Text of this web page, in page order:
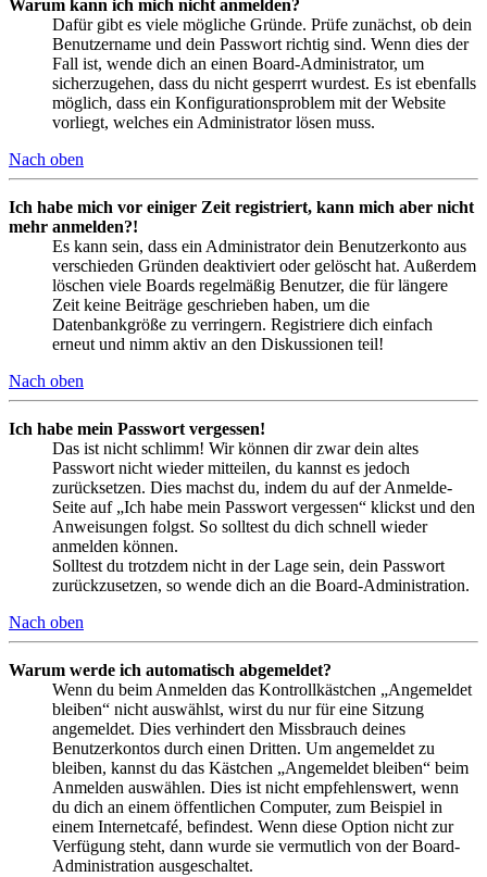
Warum kann ich mich nicht anmelden?
Dafür gibt es viele mögliche Gründe. Prüfe zunächst, ob dein
Benutzername und dein Passwort richtig sind. Wenn dies der
Fall ist, wende dich an einen Board-Administrator, um
sicherzugehen, dass du nicht gesperrt wurdest. Es ist ebenfalls
möglich, dass ein Konfigurationsproblem mit der Website
vorliegt, welches ein Administrator lösen muss.
Nach oben
Ich habe mich vor einiger Zeit registriert, kann mich aber nicht
mehr anmelden?!
Es kann sein, dass ein Administrator dein Benutzerkonto aus
verschieden Gründen deaktiviert oder gelöscht hat. Außerdem
löschen viele Boards regelmäßig Benutzer, die für längere
Zeit keine Beiträge geschrieben haben, um die
Datenbankgröße zu verringern. Registriere dich einfach
erneut und nimm aktiv an den Diskussionen teil!
Nach oben
Ich habe mein Passwort vergessen!
Das ist nicht schlimm! Wir können dir zwar dein altes
Passwort nicht wieder mitteilen, du kannst es jedoch
zurücksetzen. Dies machst du, indem du auf der Anmelde-
Seite auf „Ich habe mein Passwort vergessen“ klickst und den
Anweisungen folgst. So solltest du dich schnell wieder
anmelden können.
Solltest du trotzdem nicht in der Lage sein, dein Passwort
zurückzusetzen, so wende dich an die Board-Administration.
Nach oben
Warum werde ich automatisch abgemeldet?
Wenn du beim Anmelden das Kontrollkästchen „Angemeldet
bleiben“ nicht auswählst, wirst du nur für eine Sitzung
angemeldet. Dies verhindert den Missbrauch deines
Benutzerkontos durch einen Dritten. Um angemeldet zu
bleiben, kannst du das Kästchen „Angemeldet bleiben“ beim
Anmelden auswählen. Dies ist nicht empfehlenswert, wenn
du dich an einem öffentlichen Computer, zum Beispiel in
einem Internetcafé, befindest. Wenn diese Option nicht zur
Verfügung steht, dann wurde sie vermutlich von der Board-
Administration ausgeschaltet.